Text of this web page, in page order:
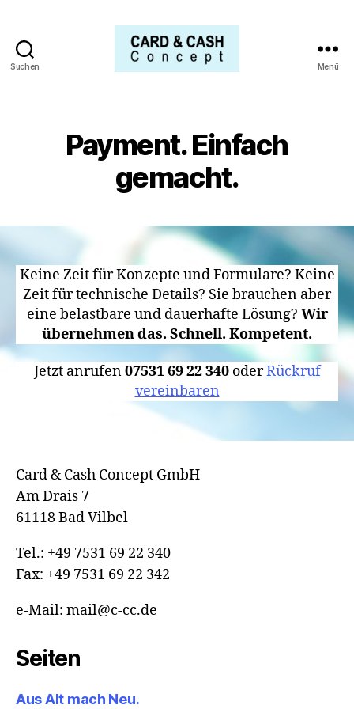
Suchen
Concept
GmbH
Menü
Payment. Einfach
gemacht.
Keine Zeit für Konzepte und Formulare? Keine
Zeit für technische Details? Sie brauchen aber
eine belastbare und dauerhafte Lösung? Wir
übernehmen das. Schnell. Kompetent.
Jetzt anrufen07531 69 22 340oderRückruf
vereinbaren
Card & Cash Concept GmbH
Am Drais 7
61118 Bad Vilbel
Tel.: +49 7531 69 22 340
Fax: +49 7531 69 22 342
e-Mail: mail@c-cc.de
Seiten
Aus Alt mach Neu.